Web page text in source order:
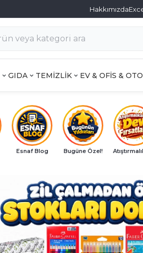
Hakkımızda
GIDA TEMİZLİK EV & OFİS & OTO
Esnaf Blog Bugüne Özel!